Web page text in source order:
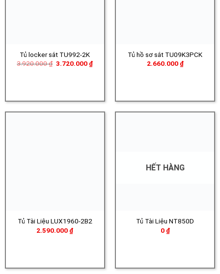
Tủ locker sắt TU992-2K
3.920.000₫ Giá
3.720.000 ₫Giá
Tủ hồ sơ sắt TU09K3PCK
2.660.000 ₫
Tủ Tài Liệu LUX1960-2B2
2.590.000 ₫
HẾT HÀNG
Tủ Tài Liệu NT850D
0 ₫